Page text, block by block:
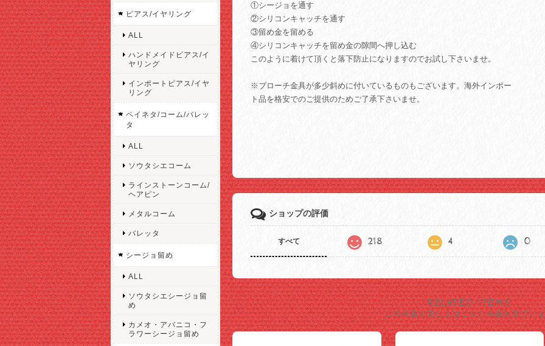
①シージョを通す
②シリコンキャッチを通す
③留め金を留める
④シリコンキャッチを留め金の隙間へ押し込む
このように着けて頂くと落下防止になりますのでお試し下さいませ。
※ブローチ金具が多少斜めに付いているものもございます。海外インポー
ト品を格安でのご提供のためご了承下さいませ。
ショップの評価
すべて 218 4 0
RELATED ITEMS
この商品を見た人はこんな商品も見てい
ピアス/イヤリング
ALL
ハンドメイドピアス/イ
ヤリング
インポートピアス/イヤ
リング
ペイネタ/コーム/バレッ
タ
ALL
ソウタシエコーム
ラインストーンコーム/
ヘアピン
メタルコーム
バレッタ
シージョ留め
ALL
ソウタシエシージョ留
め
カメオ・アバニコ・フ
ラワーシージョ留め